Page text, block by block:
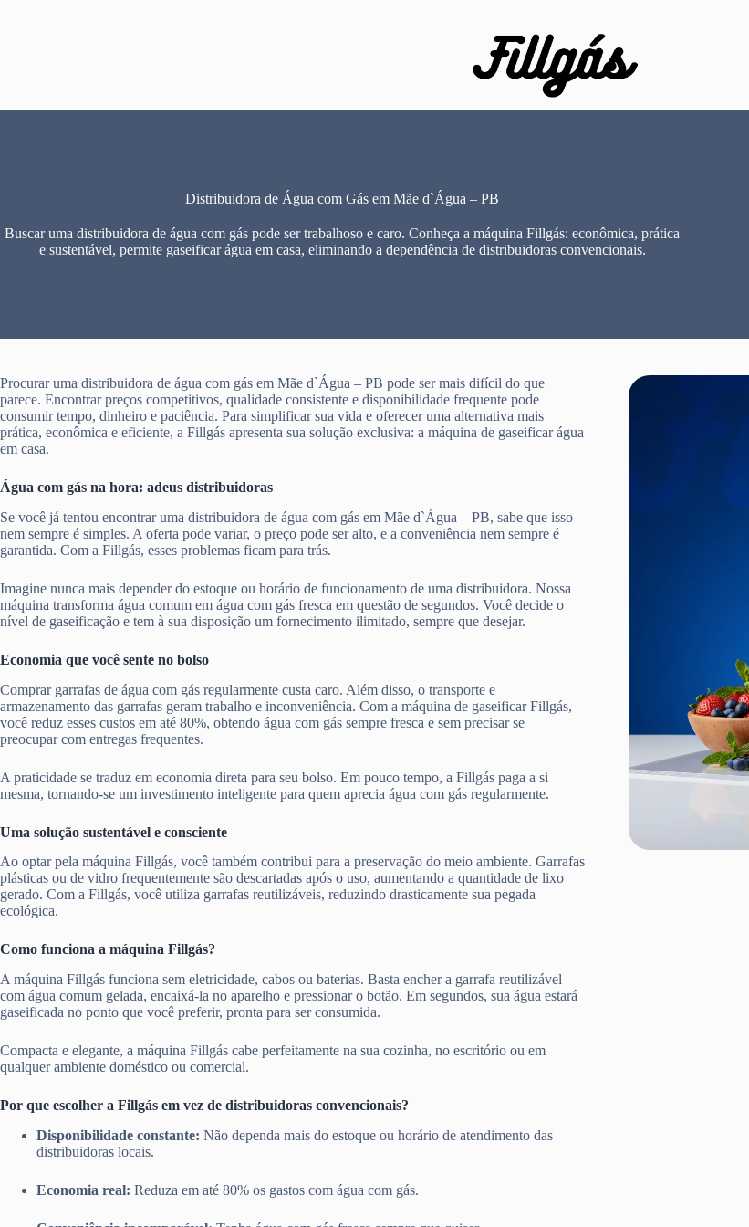
Distribuidora de Água com Gás em Mãe d`Água – PB
Buscar uma distribuidora de água com gás pode ser trabalhoso e caro. Conheça a máquina Fillgás: econômica, prática
e sustentável, permite gaseificar água em casa, eliminando a dependência de distribuidoras convencionais.
Procurar uma distribuidora de água com gás em Mãe d`Água – PB pode ser mais difícil do que
parece. Encontrar preços competitivos, qualidade consistente e disponibilidade frequente pode
consumir tempo, dinheiro e paciência. Para simplificar sua vida e oferecer uma alternativa mais
prática, econômica e eficiente, a Fillgás apresenta sua solução exclusiva: a máquina de gaseificar água
em casa.
Água com gás na hora: adeus distribuidoras
Se você já tentou encontrar uma distribuidora de água com gás em Mãe d`Água – PB, sabe que isso
nem sempre é simples. A oferta pode variar, o preço pode ser alto, e a conveniência nem sempre é
garantida. Com a Fillgás, esses problemas ficam para trás.
Imagine nunca mais depender do estoque ou horário de funcionamento de uma distribuidora. Nossa
máquina transforma água comum em água com gás fresca em questão de segundos. Você decide o
nível de gaseificação e tem à sua disposição um fornecimento ilimitado, sempre que desejar.
Economia que você sente no bolso
Comprar garrafas de água com gás regularmente custa caro. Além disso, o transporte e
armazenamento das garrafas geram trabalho e inconveniência. Com a máquina de gaseificar Fillgás,
você reduz esses custos em até 80%, obtendo água com gás sempre fresca e sem precisar se
preocupar com entregas frequentes.
A praticidade se traduz em economia direta para seu bolso. Em pouco tempo, a Fillgás paga a si
mesma, tornando-se um investimento inteligente para quem aprecia água com gás regularmente.
Uma solução sustentável e consciente
Ao optar pela máquina Fillgás, você também contribui para a preservação do meio ambiente. Garrafas
plásticas ou de vidro frequentemente são descartadas após o uso, aumentando a quantidade de lixo
gerado. Com a Fillgás, você utiliza garrafas reutilizáveis, reduzindo drasticamente sua pegada
ecológica.
Como funciona a máquina Fillgás?
A máquina Fillgás funciona sem eletricidade, cabos ou baterias. Basta encher a garrafa reutilizável
com água comum gelada, encaixá-la no aparelho e pressionar o botão. Em segundos, sua água estará
gaseificada no ponto que você preferir, pronta para ser consumida.
Compacta e elegante, a máquina Fillgás cabe perfeitamente na sua cozinha, no escritório ou em
qualquer ambiente doméstico ou comercial.
Por que escolher a Fillgás em vez de distribuidoras convencionais?
Disponibilidade constante: Não dependa mais do estoque ou horário de atendimento das
distribuidoras locais.
Economia real: Reduza em até 80% os gastos com água com gás.